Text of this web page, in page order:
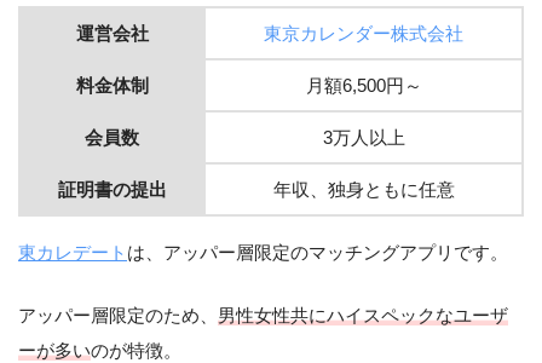
運営会社 東京カレンダー株式会社
料金体制 月額6,500円～
会員数 3万人以上
証明書の提出 年収、独身ともに任意
東カレデート は、アッパー層限定のマッチングアプリです。
アッパー層限定のため、 男性女性共にハイスペックなユーザ
ーが多いのが特徴。